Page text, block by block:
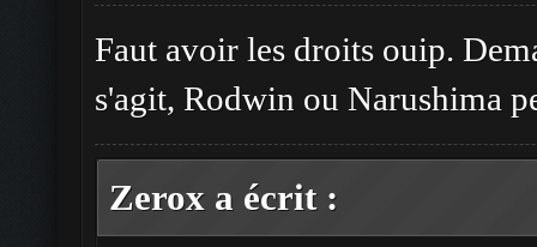
Faut avoir les droits ouip.
s'agit, Rodwin ou Narushima
Zerox a écrit :